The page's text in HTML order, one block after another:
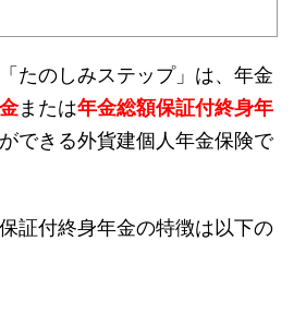
たのしみステップ」は、年金
または年金総額保証付終身年
できる外貨建個人年金保険で
証付終身年金の特徴は以下の